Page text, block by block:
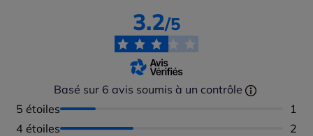
3.2/5
Basé sur 6 avis soumis à un contrôle
5 étoiles
1
4 étoiles
2